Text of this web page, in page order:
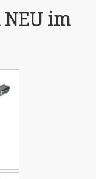
im